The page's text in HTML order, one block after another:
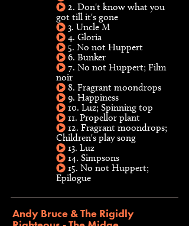
2. Don't know what you
got till it's gone
3. Uncle M
4. Gloria
5. No not Huppert
6. Bunker
7. No not Huppert; Film
noir
8. Fragrant moondrops
9. Happiness
10. Luz; Spinning top
11. Propellor plant
12. Fragrant moondrops;
Children's play song
13. Luz
14. Simpsons
15. No not Huppert;
Epilogue
Andy Bruce & The Rigidly